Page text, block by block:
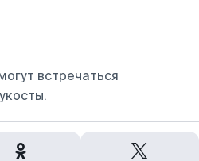
встречаться